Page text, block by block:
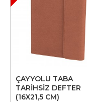
ÇAYYOLU TABA
TARİHSİZ DEFTER
(16X21,5 CM)